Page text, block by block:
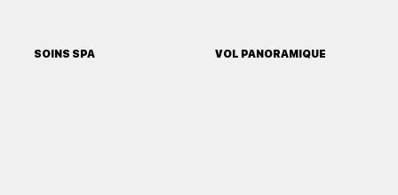
SOINS SPA VOL PANORAMIQUE